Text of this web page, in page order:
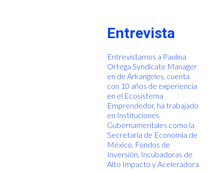
Entrevista
Entrevistamos a Paulina
Ortega Syndicate Manager
en de Arkangeles, cuenta
con 10 años de experiencia
en el Ecosistema
Emprendedor, ha trabajado
en Instituciones
Gubernamentales como la
Secretaría de Economía de
México, Fondos de
Inversión, Incubadoras de
Alto Impacto y Aceleradora